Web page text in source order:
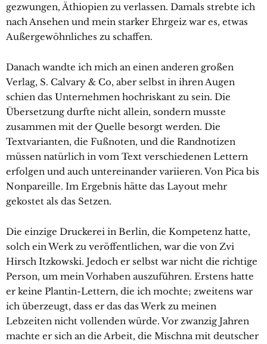
gezwungen, Äthiopien zu verlassen. Damals strebte ich
nach Ansehen und mein starker Ehrgeiz war es, etwas
Außergewöhnliches zu schaffen.
Danach wandte ich mich an einen anderen großen
Verlag, S. Calvary & Co, aber selbst in ihren Augen
schien das Unternehmen hochriskant zu sein. Die
Übersetzung durfte nicht allein, sondern musste
zusammen mit der Quelle besorgt werden. Die
Textvarianten, die Fußnoten, und die Randnotizen
müssen natürlich in vom Text verschiedenen Lettern
erfolgen und auch untereinander variieren. Von Pica bis
Nonpareille. Im Ergebnis hätte das Layout mehr
gekostet als das Setzen.
Die einzige Druckerei in Berlin, die Kompetenz hatte,
solch ein Werk zu veröffentlichen, war die von Zvi
Hirsch Itzkowski. Jedoch er selbst war nicht die richtige
Person, um mein Vorhaben auszuführen. Erstens hatte
er keine Plantin-Lettern, die ich mochte; zweitens war
ich überzeugt, dass er das das Werk zu meinen
Lebzeiten nicht vollenden würde. Vor zwanzig Jahren
machte er sich an die Arbeit, die Mischna mit deutscher